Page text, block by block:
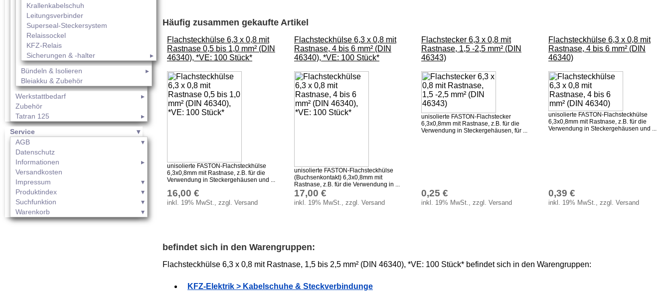
Krallenkabelschuh
Leitungsverbinder
Superseal-Steckersystem
Relaissockel
KFZ-Relais
Sicherungen & -halter
Bündeln & Isolieren
Bleiakku & Zubehör
Werkstattbedarf
Zubehör
Tatran 125
Service
AGB
Datenschutz
Informationen
Versandkosten
Impressum
Produktindex
Suchfunktion
Warenkorb
Häufig zusammen gekaufte Artikel
Flachsteckhülse 6,3 x 0,8 mit
Rastnase 0,5 bis 1,0 mm² (DIN
46340), *VE: 100 Stück*
unisolierte FASTON-Flachsteckhülse
6,3x0,8mm mit Rastnase, z.B. für die
Verwendung in Steckergehäusen und ...
16,00 €
inkl. 19% MwSt., zzgl. Versand
Flachsteckhülse 6,3 x 0,8 mit
Rastnase, 4 bis 6 mm² (DIN
46340), *VE: 100 Stück*
unisolierte FASTON-Flachsteckhülse
(Buchsenkontakt) 6,3x0,8mm mit
Rastnase, z.B. für die Verwendung in ...
17,00 €
inkl. 19% MwSt., zzgl. Versand
Flachstecker 6,3 x 0,8 mit
Rastnase, 1,5 -2,5 mm² (DIN
46343)
unisolierte FASTON-Flachstecker
6,3x0,8mm mit Rastnase, z.B. für die
Verwendung in Steckergehäusen, für ...
0,25 €
inkl. 19% MwSt., zzgl. Versand
Flachsteckhülse 6,3 x 0,8 mit
Rastnase, 4 bis 6 mm² (DIN
46340)
unisolierte FASTON-Flachsteckhülse
6,3x0,8mm mit Rastnase, z.B. für die
Verwendung in Steckergehäusen und ...
0,39 €
inkl. 19% MwSt., zzgl. Versand
befindet sich in den Warengruppen:
Flachsteckhülse 6,3 x 0,8 mit Rastnase, 1,5 bis 2,5 mm² (DIN 46340), *VE: 100 Stück* befindet sich in den Warengruppen:
KFZ-Elektrik > Kabelschuhe & Steckverbindunge